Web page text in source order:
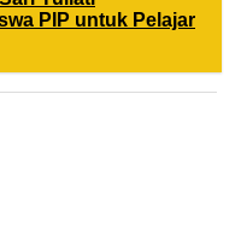
PIP untuk Pelajar